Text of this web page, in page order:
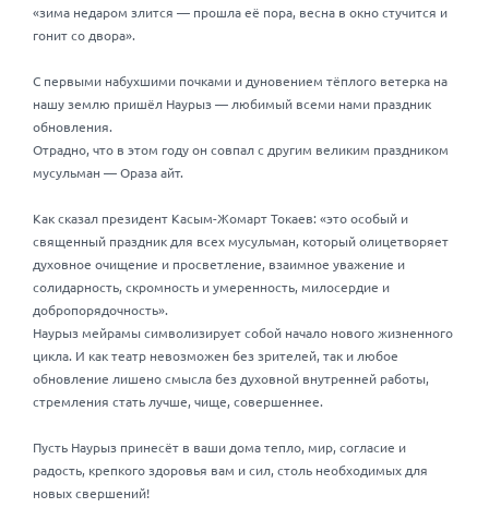
«зима недаром злится — прошла её пора, весна в окно стучится и
гонит со двора».
С первыми набухшими почками и дуновением тёплого ветерка на
нашу землю пришёл Наурыз — любимый всеми нами праздник
обновления.
Отрадно, что в этом году он совпал с другим великим праздником
мусульман — Ораза айт.
Как сказал президент Касым-Жомарт Токаев: «это особый и
священный праздник для всех мусульман, который олицетворяет
духовное очищение и просветление, взаимное уважение и
солидарность, скромность и умеренность, милосердие и
добропорядочность».
Наурыз мейрамы символизирует собой начало нового жизненного
цикла. И как театр невозможен без зрителей, так и любое
обновление лишено смысла без духовной внутренней работы,
стремления стать лучше, чище, совершеннее.
Пусть Наурыз принесёт в ваши дома тепло, мир, согласие и
радость, крепкого здоровья вам и сил, столь необходимых для
новых свершений!